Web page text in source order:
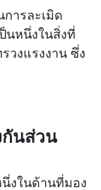
ารละเมิด
นหนึ่งในสิ่งที่
วงแรงงาน ซึ่ง
นส่วน
งในด้านที่มอง